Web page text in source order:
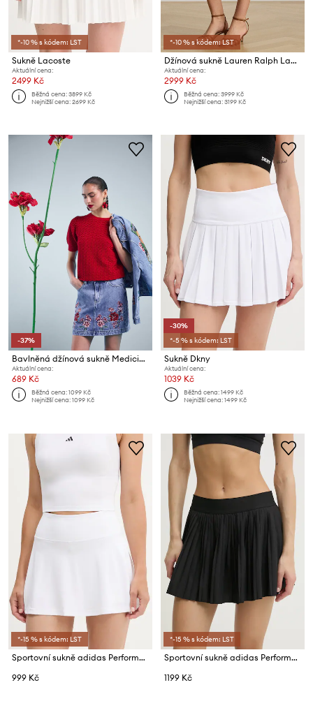
*-10 % s kódem: LST
Sukně Lacoste
Aktuální cena:
2499 Kč
Běžná cena:3899 Kč
Nejnižší cena:2699 Kč
*-10 % s kódem: LST
Džínová sukně Lauren Ralph Lauren
Aktuální cena:
2999 Kč
Běžná cena:3999 Kč
Nejnižší cena:3199 Kč
-37%
Bavlněná džínová sukně Medicine
Aktuální cena:
689 Kč
Běžná cena:1099 Kč
Nejnižší cena:1099 Kč
-30%
*-5 % s kódem: LST
Sukně Dkny
Aktuální cena:
1039 Kč
Běžná cena:1499 Kč
Nejnižší cena:1499 Kč
*-15 % s kódem: LST
Sportovní sukně adidas Performance TENNIS CLUB
999 Kč
*-15 % s kódem: LST
Sportovní sukně adidas Performance Club
1199 Kč